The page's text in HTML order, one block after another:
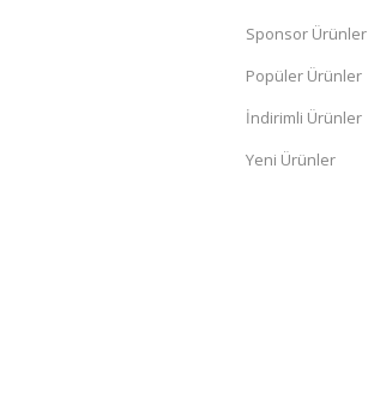
Sponsor Ürünler
Popüler Ürünler
İndirimli Ürünler
Yeni Ürünler